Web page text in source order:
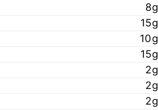
8g
15g
10g
15g
2g
2g
2g